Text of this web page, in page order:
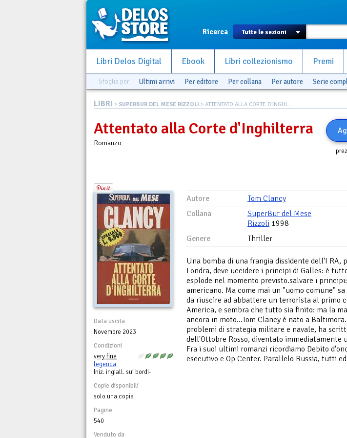
Ricerca
Libri Delos Digital Ebook Libri collezionismo Premi
Sfoglia per Ultimi arrivi Per editore Per collana Per autore Serie
LIBRI > SUPERBUR DEL MESE RIZZOLI > ATTENTATO ALLA CORTE D'INGHI...
Attentato alla Corte d'Inghilterra
Romanzo
Data uscita
Novembre 2023
Condizioni
very fine
legenda
Iniz. ingiall. sui bordi-
Copie disponibili
solo una copia
Pagine
540
Venduto da
Autore
Tom Clancy
Collana
SuperBur del Mese
Rizzoli 1998
Genere
Thriller
Una bomba di una frangia dissidente dell'I RA,
Londra, deve uccidere i principi di Galles: è
esplode nel momento previsto.salvare i
americano. Ma come mai un "uomo comune"
da riuscire ad abbattere un terrorista al primo
America, e sembra che tutto sia finito: ma la
ancora in moto...Tom Clancy è nato a
problemi di strategia militare e navale, ha
dell'Ottobre Rosso, diventato immediatamente
Fra i suoi ultimi romanzi ricordiamo Debito
esecutivo e Op Center. Parallelo Russia, tutti